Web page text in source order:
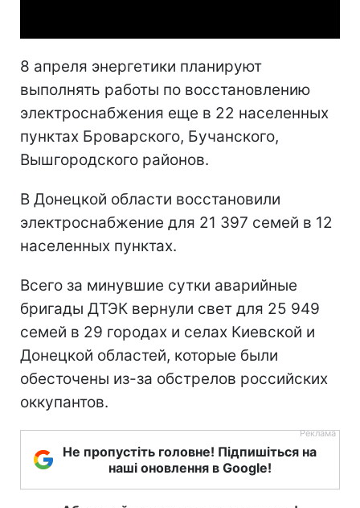
8 апреля энергетики планируют
выполнять работы по восстановлению
электроснабжения еще в 22 населенных
пунктах Броварского, Бучанского,
Вышгородского районов.
В Донецкой области восстановили
электроснабжение для 21 397 семей в 12
населенных пунктах.
Всего за минувшие сутки аварийные
бригады ДТЭК вернули свет для 25 949
семей в 29 городах и селах Киевской и
Донецкой областей, которые были
обесточены из-за обстрелов российских
оккупантов.
Не пропустіть головне! Підпишіться на
наші оновлення в Google!